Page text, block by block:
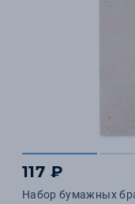
117 ₽
Набор бумажных